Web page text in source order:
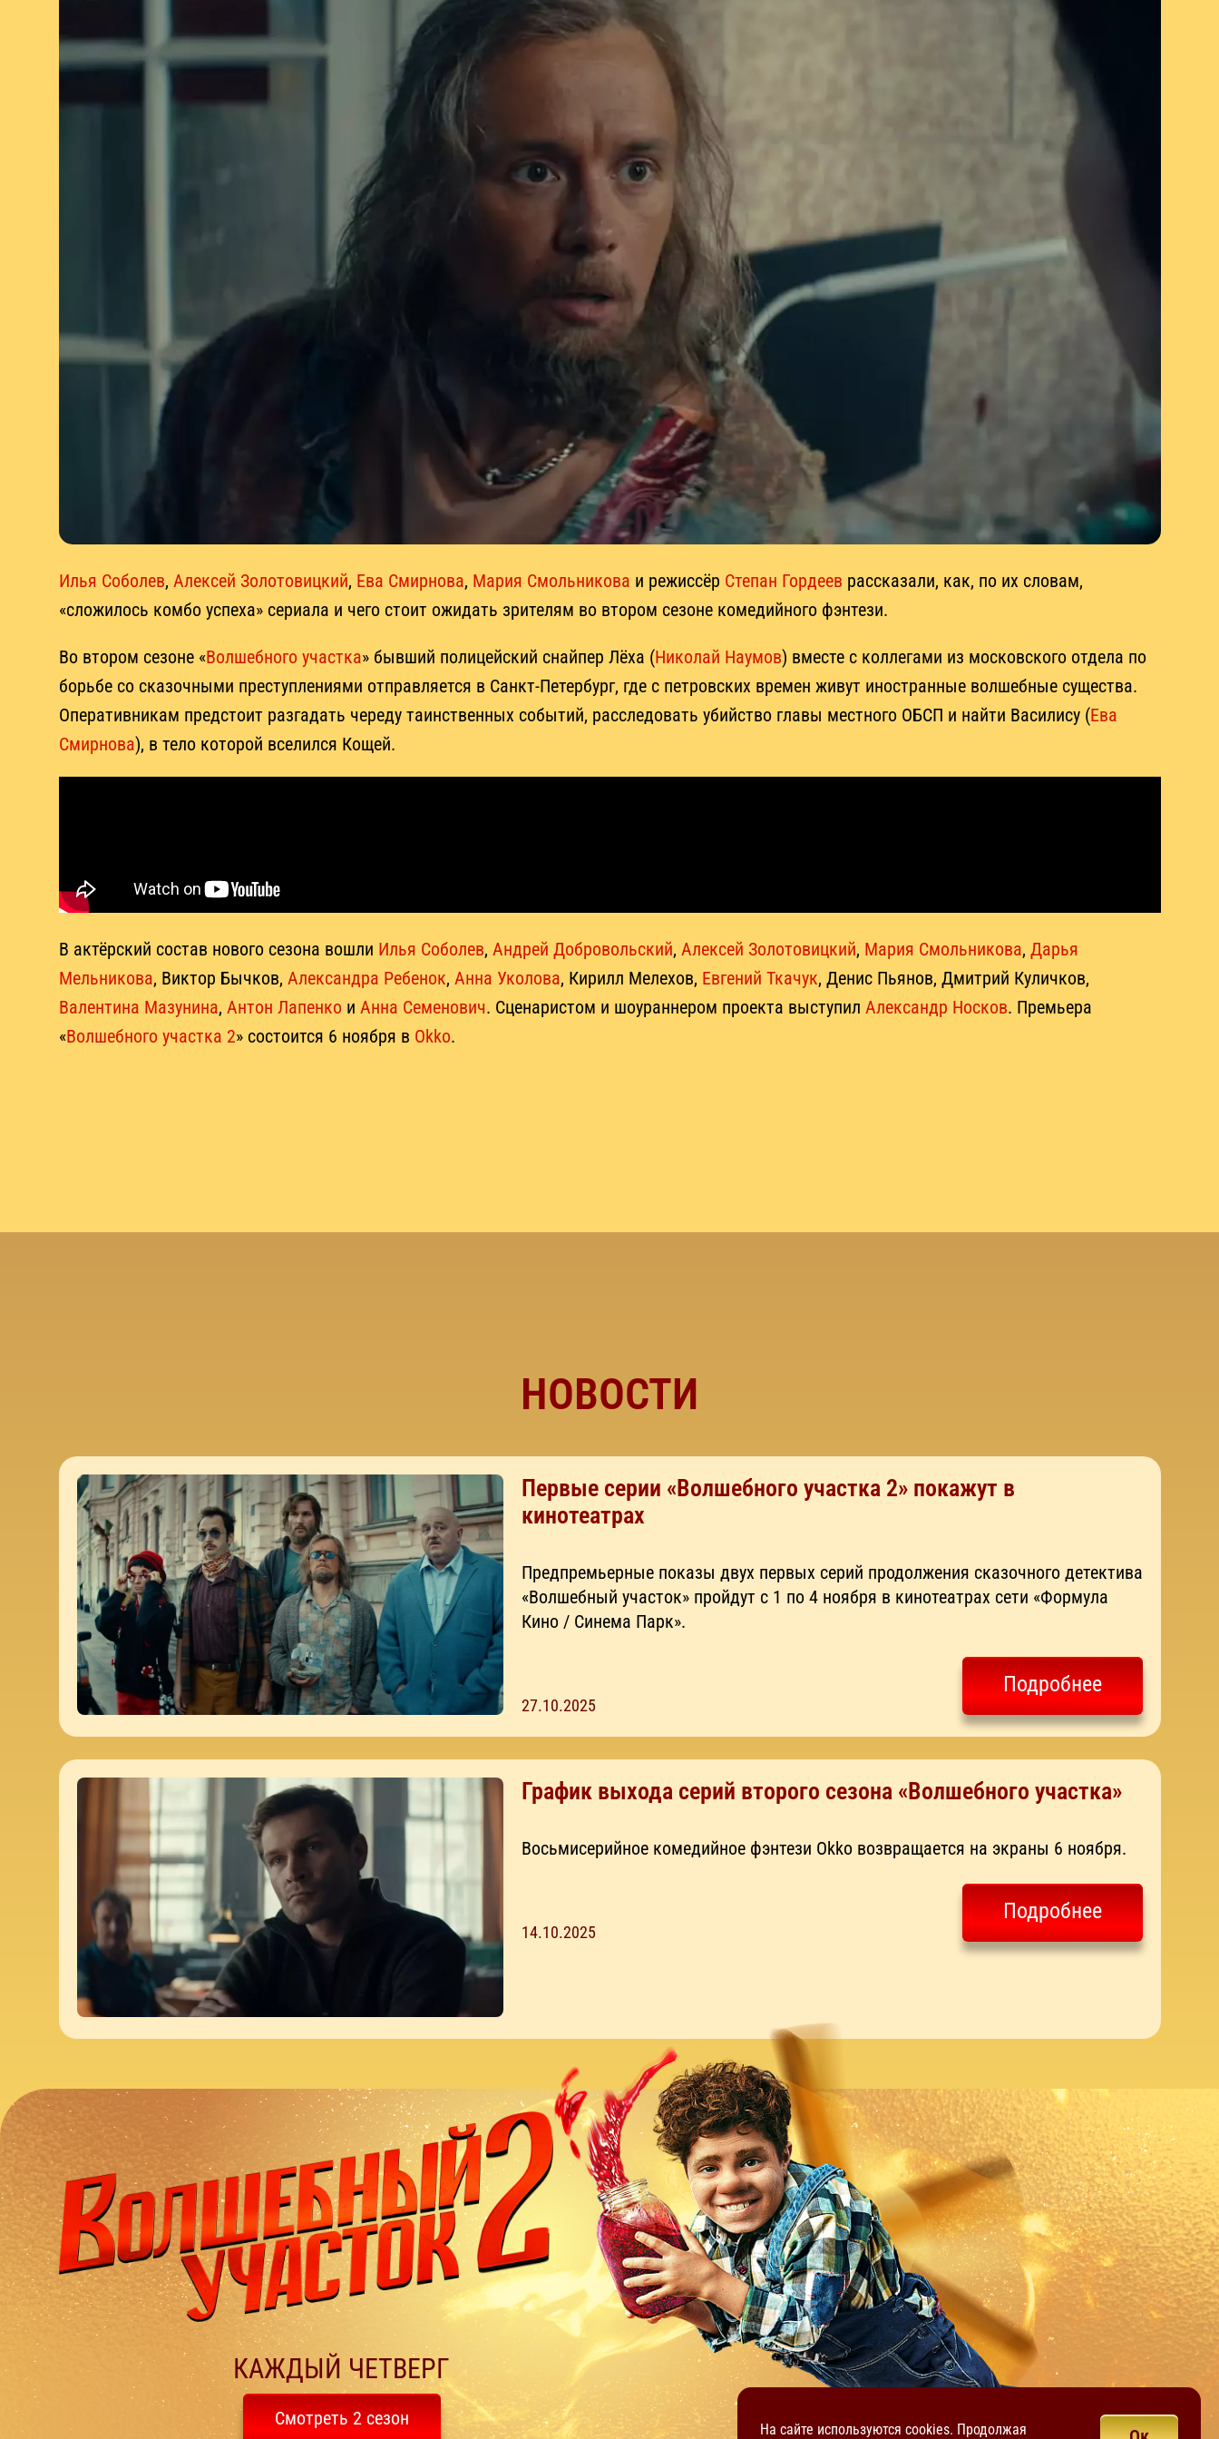
Илья Соболев, Алексей Золотовицкий, Ева Смирнова, Мария Смольникова и режиссёр Степан Гордеев рассказали, как, по их словам,
«сложилось комбо успеха» сериала и чего стоит ожидать зрителям во втором сезоне комедийного фэнтези.
Во втором сезоне «Волшебного участка» бывший полицейский снайпер Лёха (Николай Наумов) вместе с коллегами из московского отдела по
борьбе со сказочными преступлениями отправляется в Санкт-Петербург, где с петровских времен живут иностранные волшебные существа.
Оперативникам предстоит разгадать череду таинственных событий, расследовать убийство главы местного ОБСП и найти Василису (Ева
Смирнова), в тело которой вселился Кощей.
В актёрский состав нового сезона вошли Илья Соболев, Андрей Добровольский, Алексей Золотовицкий, Мария Смольникова, Дарья
Мельникова, Виктор Бычков, Александра Ребенок, Анна Уколова, Кирилл Мелехов, Евгений Ткачук, Денис Пьянов, Дмитрий Куличков,
Валентина Мазунина, Антон Лапенко и Анна Семенович. Сценаристом и шоураннером проекта выступил Александр Носков. Премьера
«Волшебного участка 2» состоится 6 ноября в Okko.
НОВОСТИ
Первые серии «Волшебного участка 2» покажут в
кинотеатрах
Предпремьерные показы двух первых серий продолжения сказочного детектива
«Волшебный участок» пройдут с 1 по 4 ноября в кинотеатрах сети «Формула
Кино / Синема Парк».
27.10.2025
Подробнее
График выхода серий второго сезона «Волшебного участка»
Восьмисерийное комедийное фэнтези Okko возвращается на экраны 6 ноября.
14.10.2025
Подробнее
На сайте используются cookies. Продолжая
КАЖДЫЙ ЧЕТВЕРГ
Смотреть 2 сезон